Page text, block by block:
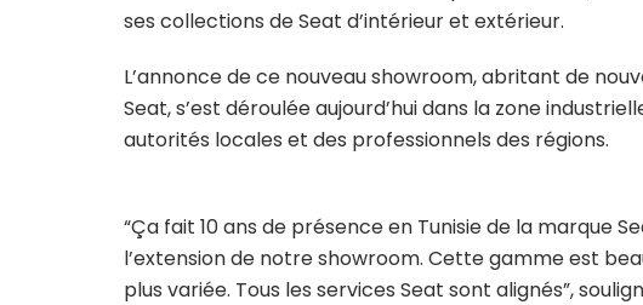
ses collections de Seat d’intérieur et extérieur.
L’annonce de ce nouveau showroom, abritant de
Seat, s’est déroulée aujourd’hui dans la zone
autorités locales et des professionnels des régions.
“Ça fait 10 ans de présence en Tunisie de la marque
l’extension de notre showroom. Cette gamme est
plus variée. Tous les services Seat sont alignés”,